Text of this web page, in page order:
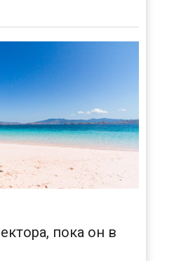
пока он в